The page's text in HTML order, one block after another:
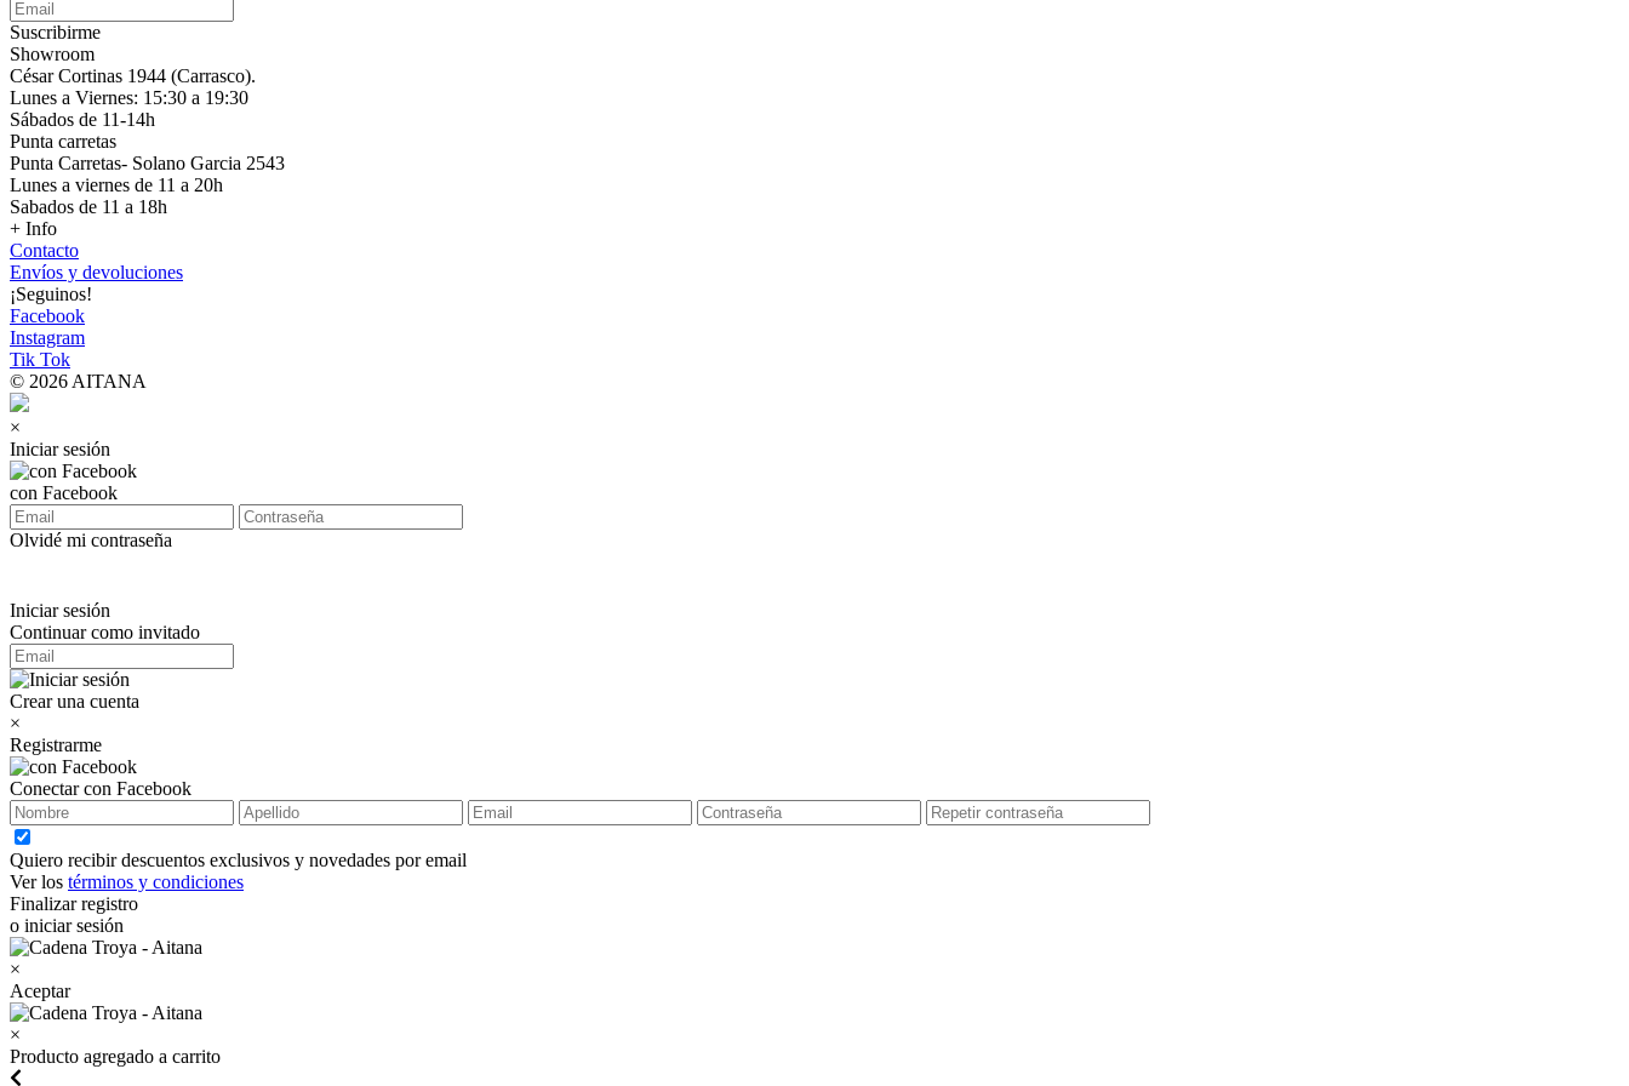
Suscribirme
Showroom
César Cortinas 1944 (Carrasco).
Lunes a Viernes: 15:30 a 19:30
Sábados de 11-14h
Punta carretas
Punta Carretas- Solano Garcia 2543
Lunes a viernes de 11 a 20h
Sabados de 11 a 18h
+ Info
Contacto
Envíos y devoluciones
¡Seguinos!
Facebook
Instagram
Tik Tok
© 2026 AITANA
×
Iniciar sesión
con Facebook
Olvidé mi contraseña
Iniciar sesión
Continuar como invitado
Crear una cuenta
×
Registrarme
Conectar con Facebook
Quiero recibir descuentos exclusivos y novedades por email
Ver los términos y condiciones
Finalizar registro
o iniciar sesión
×
Aceptar
×
Producto agregado a carrito